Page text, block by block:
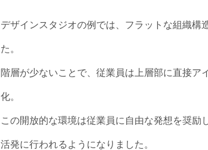
デザインスタジオの例では、フラットな組織構
た。
階層が少ないことで、従業員は上層部に直接
化。
この開放的な環境は従業員に自由な発想を奨
活発に行われるようになりました。